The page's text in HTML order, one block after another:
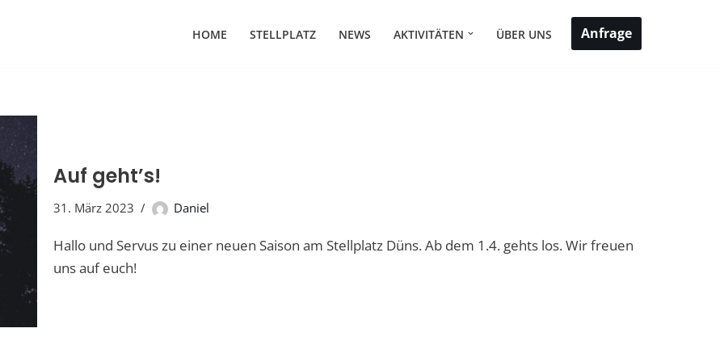
HOME STELLPLATZ NEWS AKTIVITÄTEN ÜBER UNS Anfrage
Auf geht’s!
31. März 2023 Daniel
Hallo und Servus zu einer neuen Saison am Stellplatz Düns. Ab dem 1.4. gehts los. Wir freuen
uns auf euch!